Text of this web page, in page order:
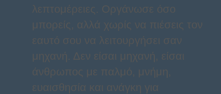
λεπτομέρειες. Οργάνωσε όσο
μπορείς, αλλά χωρίς να πιέσεις τον
εαυτό σου να λειτουργήσει σαν
μηχανή. Δεν είσαι μηχανή, είσαι
άνθρωπος με παλμό, μνήμη,
ευαισθησία και ανάγκη για